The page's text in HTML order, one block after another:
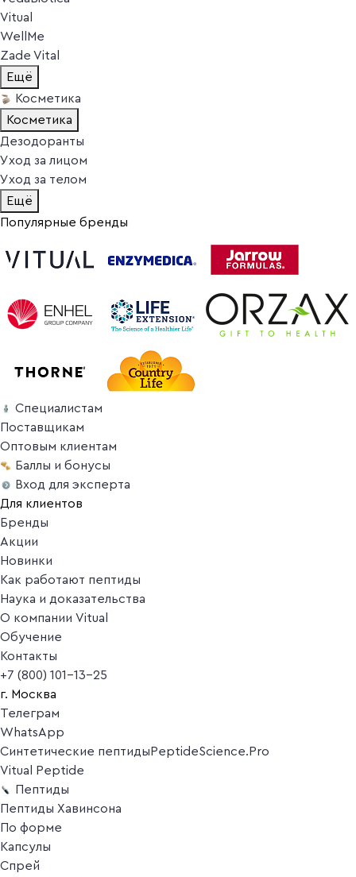
Vitual
WellMe
Zade Vital
Ещё
Косметика
Косметика
Дезодоранты
Уход за лицом
Уход за телом
Ещё
Популярные бренды
Специалистам
Поставщикам
Оптовым клиентам
Баллы и бонусы
Вход для эксперта
Для клиентов
Бренды
Акции
Новинки
Как работают пептиды
Наука и доказательства
О компании Vitual
Обучение
Контакты
+7 (800) 101-13-25
г. Москва
Телеграм
WhatsApp
Синтетические пептиды PeptideScience.Pro
Vitual Peptide
Пептиды
Пептиды Хавинсона
По форме
Капсулы
Спрей